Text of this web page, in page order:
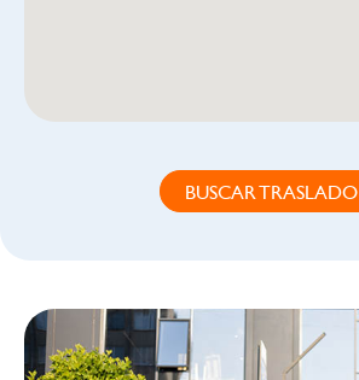
BUSCAR TRASLADO